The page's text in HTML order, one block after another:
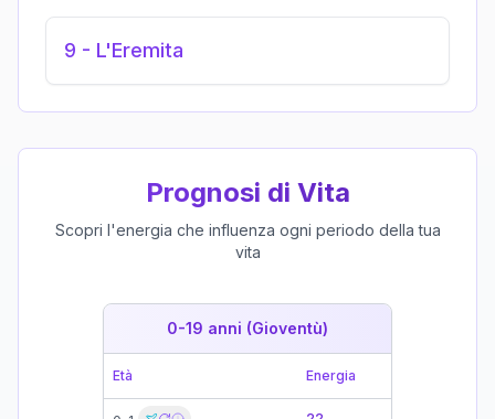
9 - L'Eremita
Prognosi di Vita
Scopri l'energia che influenza ogni periodo della tua
vita
0-19 anni (Gioventù)
Età Energia